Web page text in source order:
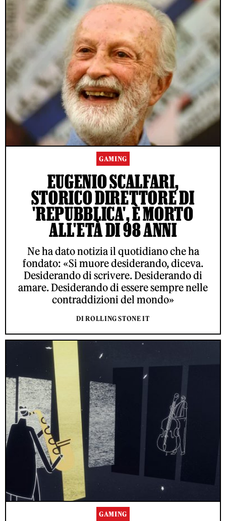
GAMING
EUGENIO SCALFARI,
STORICO DIRETTORE DI
'REPUBBLICA', È MORTO
ALL'ETÀ DI 98 ANNI
Ne ha dato notizia il quotidiano che ha
fondato: «Si muore desiderando, diceva.
Desiderando di scrivere. Desiderando di
amare. Desiderando di essere sempre nelle
contraddizioni del mondo»
DI ROLLING STONE IT
GAMING